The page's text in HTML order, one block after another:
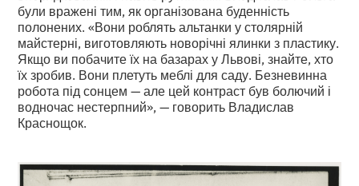
були вражені тим, як організована буденність
полонених. «Вони роблять альтанки у столярній
майстерні, виготовляють новорічні ялинки з пластику.
Якщо ви побачите їх на базарах у Львові, знайте, хто
їх зробив. Вони плетуть меблі для саду. Безневинна
робота під сонцем — але цей контраст був болючий і
водночас нестерпний», — говорить Владислав
Краснощок.